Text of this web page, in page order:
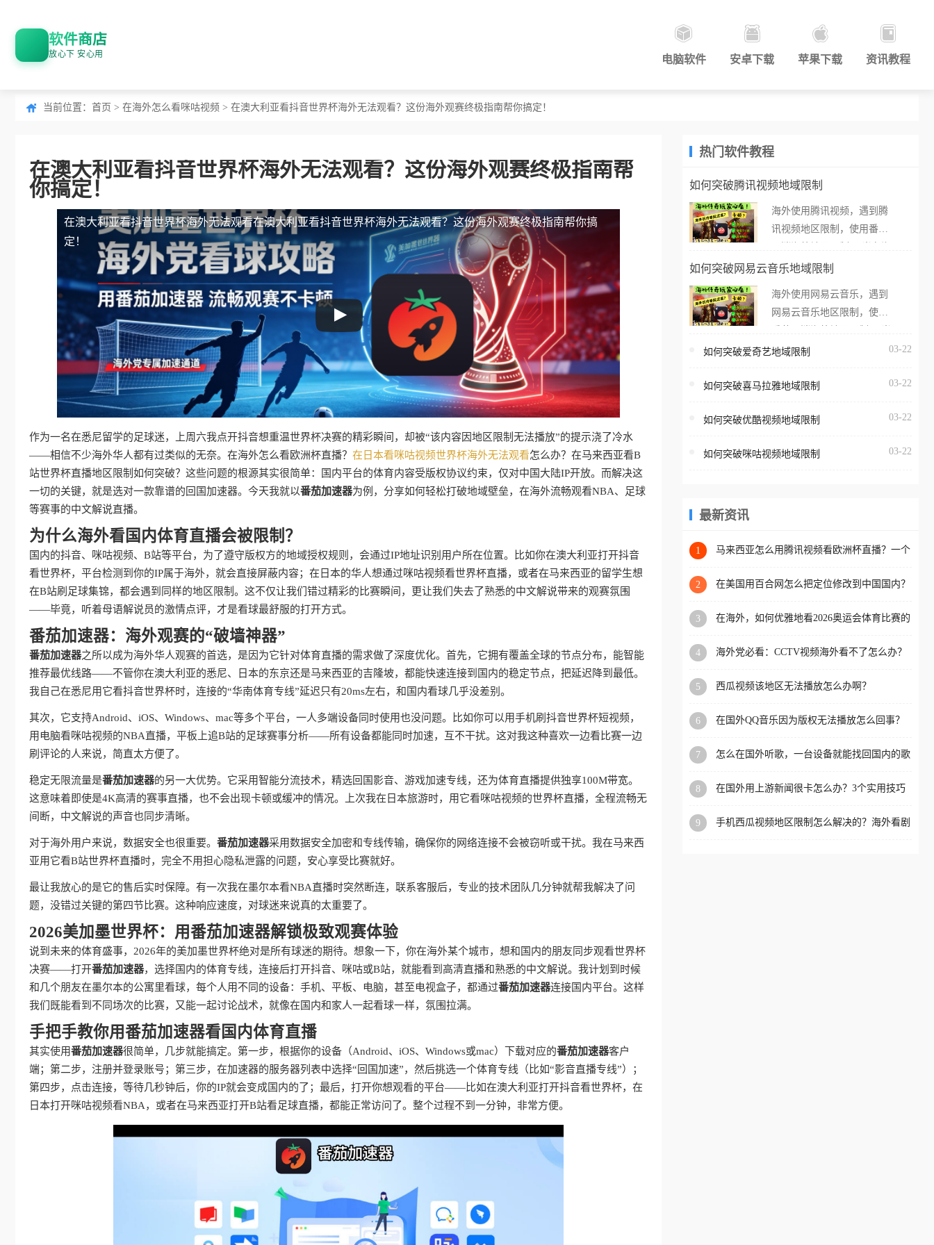
软件商店
放心下 安心用 电脑软件 安卓下载 苹果下载 资讯教程
当前位置： 首页 > 在海外怎么看咪咕视频 > 在澳大利亚看抖音世界杯海外无法观看？这份海外观赛终极指南帮你搞定！
在澳大利亚看抖音世界杯海外无法观看？这份海外观赛终极指南帮
你搞定！
在澳大利亚看抖音世界杯海外无法观看在澳大利亚看抖音世界杯海外无法观看？这份海外观赛终极指南帮你搞
定！
作为一名在悉尼留学的足球迷，上周六我点开抖音想重温世界杯决赛的精彩瞬间，却被“该内容因地区限制无法播放”的提示浇了冷水
——相信不少海外华人都有过类似的无奈。在海外怎么看欧洲杯直播？ 在日本看咪咕视频世界杯海外无法观看怎么办？在马来西亚看B
站世界杯直播地区限制如何突破？这些问题的根源其实很简单：国内平台的体育内容受版权协议约束，仅对中国大陆IP开放。而解决这
一切的关键，就是选对一款靠谱的回国加速器。今天我就以番茄加速器为例，分享如何轻松打破地域壁垒，在海外流畅观看NBA、足球
等赛事的中文解说直播。
为什么海外看国内体育直播会被限制？
国内的抖音、咪咕视频、B站等平台，为了遵守版权方的地域授权规则，会通过IP地址识别用户所在位置。比如你在澳大利亚打开抖音
看世界杯，平台检测到你的IP属于海外，就会直接屏蔽内容；在日本的华人想通过咪咕视频看世界杯直播，或者在马来西亚的留学生想
在B站刷足球集锦，都会遇到同样的地区限制。这不仅让我们错过精彩的比赛瞬间，更让我们失去了熟悉的中文解说带来的观赛氛围
——毕竟，听着母语解说员的激情点评，才是看球最舒服的打开方式。
番茄加速器：海外观赛的“破墙神器”
番茄加速器之所以成为海外华人观赛的首选，是因为它针对体育直播的需求做了深度优化。首先，它拥有覆盖全球的节点分布，能智能
推荐最优线路——不管你在澳大利亚的悉尼、日本的东京还是马来西亚的吉隆坡，都能快速连接到国内的稳定节点，把延迟降到最低。
我自己在悉尼用它看抖音世界杯时，连接的“华南体育专线”延迟只有20ms左右，和国内看球几乎没差别。
其次，它支持Android、iOS、Windows、mac等多个平台，一人多端设备同时使用也没问题。比如你可以用手机刷抖音世界杯短视频，
用电脑看咪咕视频的NBA直播，平板上追B站的足球赛事分析——所有设备都能同时加速，互不干扰。这对我这种喜欢一边看比赛一边
刷评论的人来说，简直太方便了。
稳定无限流量是番茄加速器的另一大优势。它采用智能分流技术，精选回国影音、游戏加速专线，还为体育直播提供独享100M带宽。
这意味着即使是4K高清的赛事直播，也不会出现卡顿或缓冲的情况。上次我在日本旅游时，用它看咪咕视频的世界杯直播，全程流畅无
间断，中文解说的声音也同步清晰。
对于海外用户来说，数据安全也很重要。 番茄加速器采用数据安全加密和专线传输，确保你的网络连接不会被窃听或干扰。我在马来西
亚用它看B站世界杯直播时，完全不用担心隐私泄露的问题，安心享受比赛就好。
最让我放心的是它的售后实时保障。有一次我在墨尔本看NBA直播时突然断连，联系客服后，专业的技术团队几分钟就帮我解决了问
题，没错过关键的第四节比赛。这种响应速度，对球迷来说真的太重要了。
2026美加墨世界杯：用番茄加速器解锁极致观赛体验
说到未来的体育盛事，2026年的美加墨世界杯绝对是所有球迷的期待。想象一下，你在海外某个城市，想和国内的朋友同步观看世界杯
决赛——打开番茄加速器，选择国内的体育专线，连接后打开抖音、咪咕或B站，就能看到高清直播和熟悉的中文解说。我计划到时候
和几个朋友在墨尔本的公寓里看球，每个人用不同的设备：手机、平板、电脑，甚至电视盒子，都通过番茄加速器连接国内平台。这样
我们既能看到不同场次的比赛，又能一起讨论战术，就像在国内和家人一起看球一样，氛围拉满。
手把手教你用番茄加速器看国内体育直播
其实使用番茄加速器很简单，几步就能搞定。第一步，根据你的设备（Android、iOS、Windows或mac）下载对应的番茄加速器客户
端；第二步，注册并登录账号；第三步，在加速器的服务器列表中选择“回国加速”，然后挑选一个体育专线（比如“影音直播专线”）；
第四步，点击连接，等待几秒钟后，你的IP就会变成国内的了；最后，打开你想观看的平台——比如在澳大利亚打开抖音看世界杯，在
日本打开咪咕视频看NBA，或者在马来西亚打开B站看足球直播，都能正常访问了。整个过程不到一分钟，非常方便。
热门软件教程
如何突破腾讯视频地域限制
海外使用腾讯视频，遇到腾
讯视频地区限制，使用番茄
外打开腾讯视频，却突然弹
地区无法播放”的提示语。
海外用户如香港、澳门、台
亚、欧洲等国家和地区时，
台一样，出现地区及版权限
地区播放。 遇到这个问题的
区工作、留学、定居等，都
权限制所困扰。
如何突破网易云音乐地域限制
海外使用网易云音乐，遇到
网易云音乐地区限制，使用
在海外打开网易云音乐，却
所在的地区无法播放”的提示
门、台湾、美国、加拿大、
区时，网易云音乐也会像其
回国加速器，即可解决「海
版权限制」的问题，无论人
国、加拿大、澳大利亚、欧
学、定居等，都可以使用，
扰。
如何突破爱奇艺地域限制 03-22
如何突破喜马拉雅地域限制 03-22
如何突破优酷视频地域限制 03-22
如何突破咪咕视频地域限制 03-22
最新资讯
1
马来西亚怎么用腾讯视频看欧洲杯直播？一个
2
在美国用百合网怎么把定位修改到中国国内？
3
在海外，如何优雅地看2026奥运会体育比赛的
4
海外党必看：CCTV视频海外看不了怎么办？
5 西瓜视频该地区无法播放怎么办啊？
6
在国外QQ音乐因为版权无法播放怎么回事？
7
怎么在国外听歌，一台设备就能找回国内的歌
8
在国外用上游新闻很卡怎么办？3个实用技巧
9
手机西瓜视频地区限制怎么解决的？海外看剧